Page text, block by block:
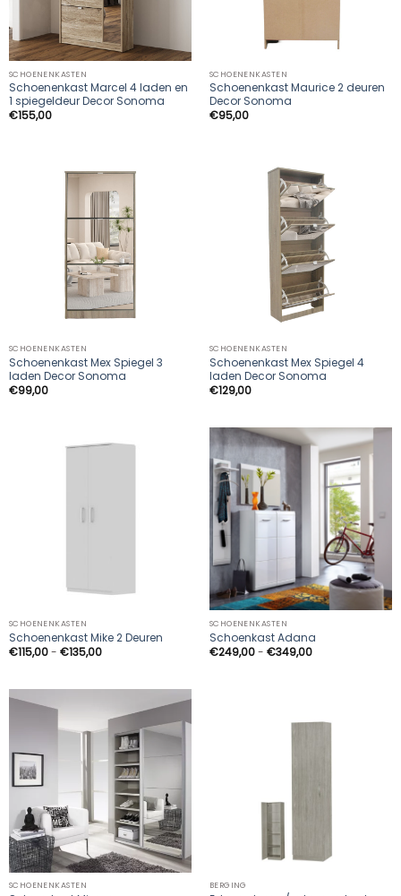
SCHOENENKASTEN
Schoenenkast Marcel 4 laden en
1 spiegeldeur Decor Sonoma
€155,00
SCHOENENKASTEN
Schoenenkast Maurice 2 deuren
Decor Sonoma
€95,00
SCHOENENKASTEN
Schoenenkast Mex Spiegel 3
laden Decor Sonoma
€99,00
SCHOENENKASTEN
Schoenenkast Mex Spiegel 4
laden Decor Sonoma
€129,00
SCHOENENKASTEN
Schoenenkast Mike 2 Deuren
€115,00- €135,00Prijsklasse:
€115,00
SCHOENENKASTEN
Schoenkast Adana
€249,00- €349,00Prijsklasse:
€249,00
SCHOENENKASTEN BERGING